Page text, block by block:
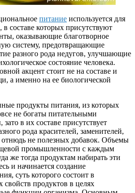
питание используется для
в составе которых присутствуют
оказывающие благотворное
систему, предотвращающие
разного рода недугов, улучшающие
состояние человека.
акцент стоит не на составе и
а именно на ее биологической
продукты питания, из которых
не богаты питательными
в их составе присутствует
рода красителей, заменителей,
отнюдь не полезных добавок. Объемы
промышленности с каждым
же тогда продуктам набирать эти
и начинается создание
суть которого состоит в
свойств продуктов в целях